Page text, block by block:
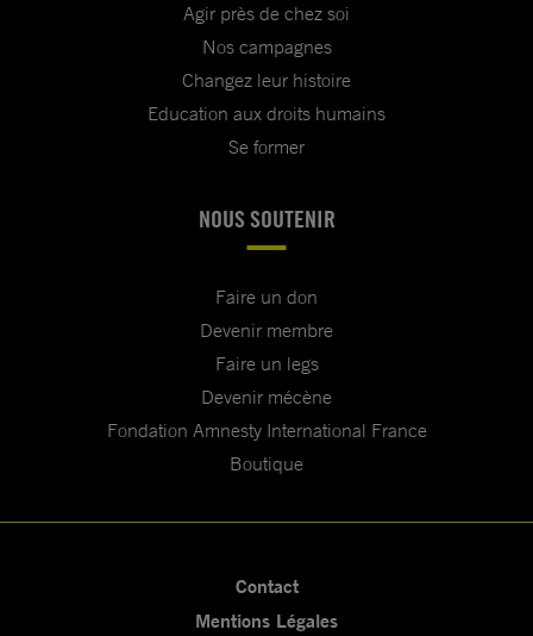
Agir près de chez soi
Nos campagnes
Changez leur histoire
Education aux droits humains
Se former
NOUS SOUTENIR
Faire un don
Devenir membre
Faire un legs
Devenir mécène
Fondation Amnesty International France
Boutique
Contact
Mentions Légales